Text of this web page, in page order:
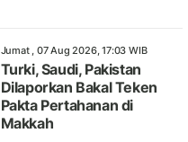
Jumat , 07 Aug 2026, 17:03 WIB
Turki, Saudi, Pakistan
Dilaporkan Bakal Teken
Pakta Pertahanan di
Makkah